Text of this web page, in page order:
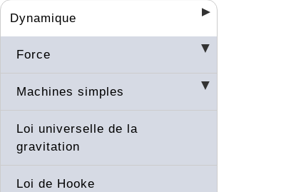
Dynamique
Force
Machines simples
Loi universelle de la
gravitation
Loi de Hooke